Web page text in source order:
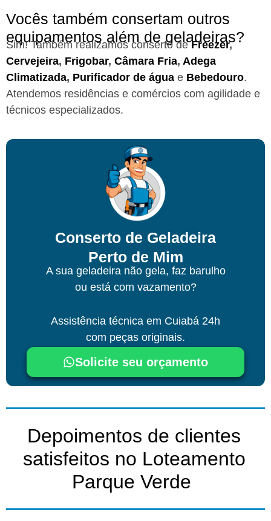
Vocês também consertam outros
equipamentos além de geladeiras?
Sim! Também realizamos conserto deFreezer,
Cervejeira, Frigobar, Câmara Fria, Adega
Climatizada, Purificador de água e Bebedouro.
Atendemos residências e comércios com agilidade e
técnicos especializados.
Conserto de Geladeira
Perto de Mim
A sua geladeira não gela, faz barulho
ou está com vazamento?
Assistência técnica em Cuiabá 24h
com peças originais.
Solicite seu orçamento
Depoimentos de clientes
satisfeitos no Loteamento
Parque Verde ​